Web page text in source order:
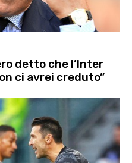
detto che l’Inter
ci avrei creduto”